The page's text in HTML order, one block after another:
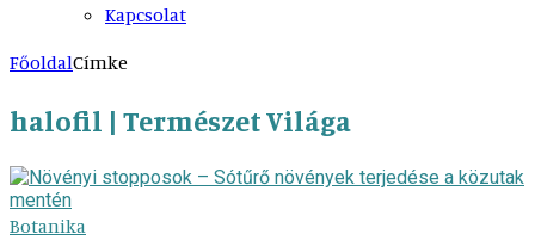
Kapcsolat
FőoldalCímke
halofil | Természet Világa
Botanika